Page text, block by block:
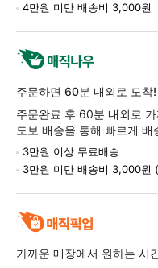
4만원 미만 배송비 3,000원
주문하면 60분 내외로 도착!
주문완료 후 60분 내외로
도보 배송을 통해 빠르게 배
3만원 이상 무료배송
3만원 미만 배송비 3,000원
가까운 매장에서 원하는 시